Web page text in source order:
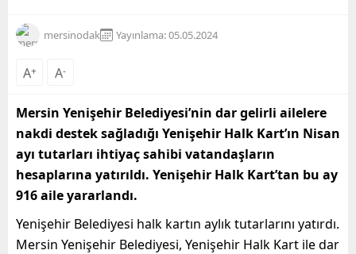
mersinodak Yayınlama: 05.05.2024
A+ A-
Mersin Yenişehir Belediyesi’nin dar gelirli ailelere
nakdi destek sağladığı Yenişehir Halk Kart’ın Nisan
ayı tutarları ihtiyaç sahibi vatandaşların
hesaplarına yatırıldı. Yenişehir Halk Kart’tan bu ay
916 aile yararlandı.
Yenişehir Belediyesi halk kartın aylık tutarlarını yatırdı.
Mersin Yenişehir Belediyesi, Yenişehir Halk Kart ile dar